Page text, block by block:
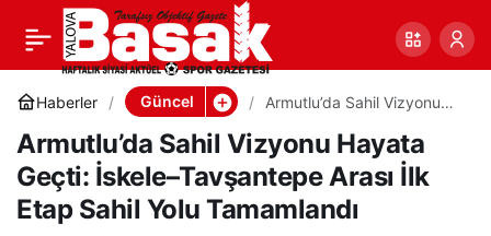
Haberler Güncel
Armutlu’da Sahil Vizyonu
Tavşantepe Arası İlk Etap
Sahil Yolu Tamamlandı
Armutlu’da Sahil Vizyonu Hayata
Geçti: İskele–Tavşantepe Arası İlk
Etap Sahil Yolu Tamamlandı
Armutlu’da Sahil Vizyonu
Hayata Geçti: İskele–
Tavşantepe Arası İlk Etap
Sahil Yolu Tamamlandı
0 Paylaş